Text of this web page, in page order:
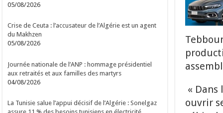
« Dans
ouvrir
05/08/2026
Crise de Ceuta : l’accusateur de l’Algérie est un agent
du Makhzen
05/08/2026
Journée nationale de l’ANP : hommage présidentiel
aux retraités et aux familles des martyrs
04/08/2026
La Tunisie salue l’appui décisif de l’Algérie : Sonelgaz